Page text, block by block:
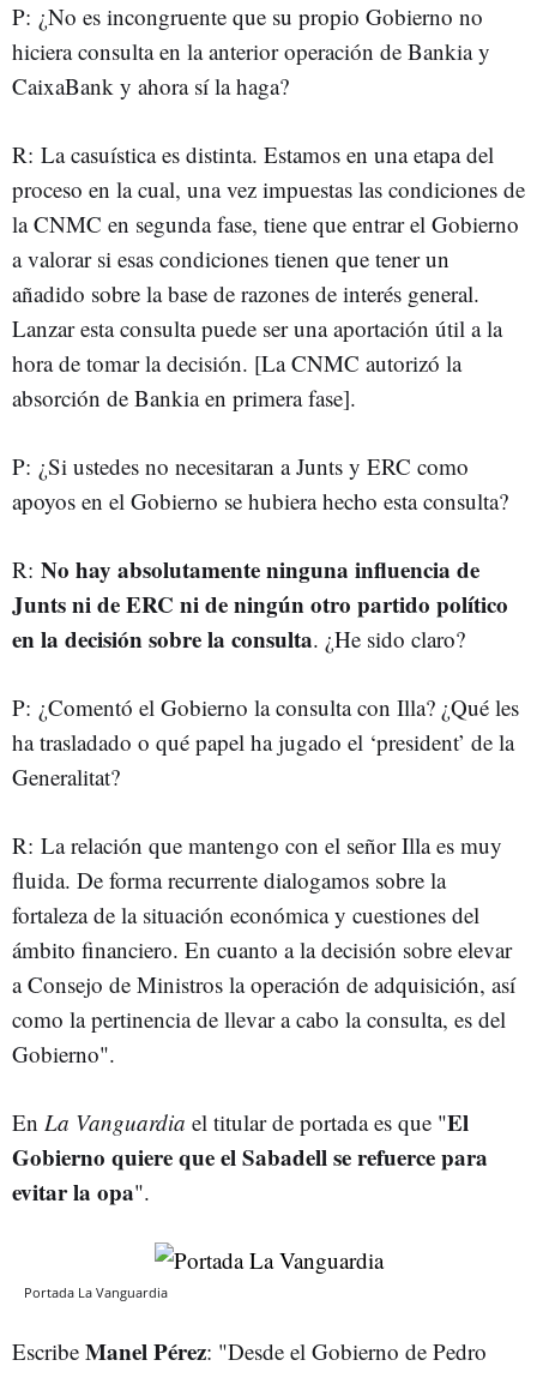
P: ¿No es incongruente que su propio Gobierno no
hiciera consulta en la anterior operación de Bankia y
CaixaBank y ahora sí la haga?
R: La casuística es distinta. Estamos en una etapa del
proceso en la cual, una vez impuestas las condiciones de
la CNMC en segunda fase, tiene que entrar el Gobierno
a valorar si esas condiciones tienen que tener un
añadido sobre la base de razones de interés general.
Lanzar esta consulta puede ser una aportación útil a la
hora de tomar la decisión. [La CNMC autorizó la
absorción de Bankia en primera fase].
P: ¿Si ustedes no necesitaran a Junts y ERC como
apoyos en el Gobierno se hubiera hecho esta consulta?
R: No hay absolutamente ninguna influencia de
Junts ni de ERC ni de ningún otro partido político
en la decisión sobre la consulta. ¿He sido claro?
P: ¿Comentó el Gobierno la consulta con Illa? ¿Qué les
ha trasladado o qué papel ha jugado el ‘president’ de la
Generalitat?
R: La relación que mantengo con el señor Illa es muy
fluida. De forma recurrente dialogamos sobre la
fortaleza de la situación económica y cuestiones del
ámbito financiero. En cuanto a la decisión sobre elevar
a Consejo de Ministros la operación de adquisición, así
como la pertinencia de llevar a cabo la consulta, es del
Gobierno".
En La Vanguardia el titular de portada es que "El
Gobierno quiere que el Sabadell se refuerce para
evitar la opa".
Portada La Vanguardia
Escribe Manel Pérez: "Desde el Gobierno de Pedro